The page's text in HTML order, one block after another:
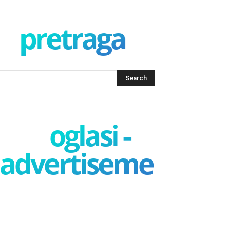
pretraga
oglasi -
advertisement